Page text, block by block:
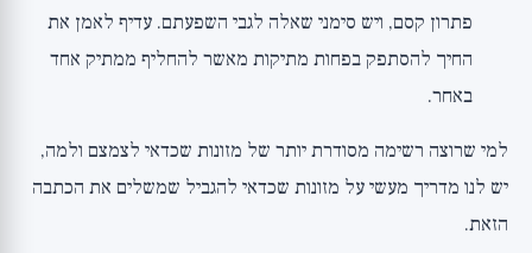
פתרון קסם, ויש סימני שאלה לגבי השפעתם. עדיף לאמן את
החיך להסתפק בפחות מתיקות מאשר להחליף ממתיק אחד
באחר.
למי שרוצה רשימה מסודרת יותר של מזונות שכדאי לצמצם ולמה,
יש לנו מדריך מעשי על מזונות שכדאי להגביל שמשלים את הכתבה
הזאת.